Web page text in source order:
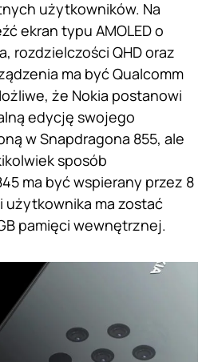
użytkowników. Na
ekran typu AMOLED o
rozdzielczości QHD oraz
ma być Qualcomm
że Nokia postanowi
edycję swojego
w Snapdragona 855, ale
sposób
ma być wspierany przez 8
użytkownika ma zostać
pamięci wewnętrznej.